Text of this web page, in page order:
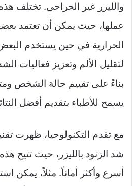
والليزر غير الجراحي. تختلف
عملها، حيث يمكن أن تعتمد
الحرارية في حين يستخدم
لتقليل الألم وتعزيز فعاليات
بناءً على تقييم حالة الشخص
يسمح للأطباء بتقديم أفضل
مع تقدم التكنولوجيا، ظهرت
شد الزنود بالليزر، حيث تتيح
أسرع وأكثر أماناً. مثلاً، يمكن